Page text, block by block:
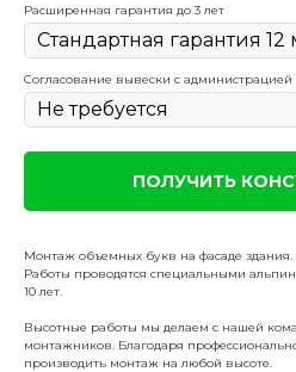
Расширенная гарантия до 3 лет
Согласование вывески с администрацией
ПОЛУЧИТЬ
Монтаж объемных букв на фасаде здания.
Работы проводятся специальными
10 лет.
Высотные работы мы делаем с нашей
монтажников. Благодаря
производить монтаж на любой высоте.